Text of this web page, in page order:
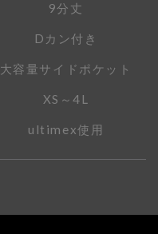
9分丈
Dカン付き
大容量サイドポケット
XS～4L
ultimex使用